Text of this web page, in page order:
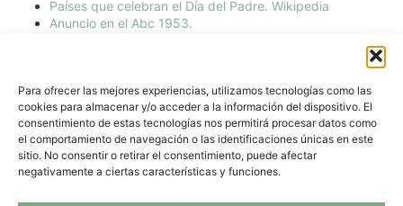
Para ofrecer las mejores experiencias, utilizamos tecnologías como las
cookies para almacenar y/o acceder a la información del dispositivo. El
consentimiento de estas tecnologías nos permitirá procesar datos como
el comportamiento de navegación o las identificaciones únicas en este
sitio. No consentir o retirar el consentimiento, puede afectar
negativamente a ciertas características y funciones.
Países que celebran el Día del Padre. Wikipedia
Anuncio en el Abc 1953.
SHARE THIS POST
Next Reading